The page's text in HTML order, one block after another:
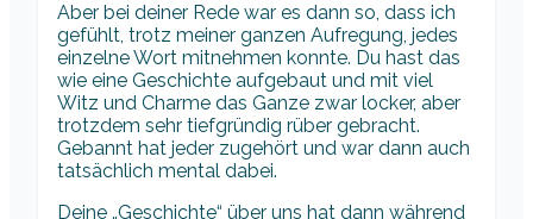
Aber bei deiner Rede war es dann so, dass ich
gefühlt, trotz meiner ganzen Aufregung, jedes
einzelne Wort mitnehmen konnte. Du hast das
wie eine Geschichte aufgebaut und mit viel
Witz und Charme das Ganze zwar locker, aber
trotzdem sehr tiefgründig rüber gebracht.
Gebannt hat jeder zugehört und war dann auch
tatsächlich mental dabei.
Deine „Geschichte“ über uns hat dann während